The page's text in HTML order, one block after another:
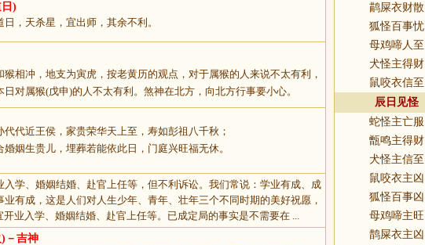
)
日，天杀星，宜出师，其余不利。
相冲，地支为寅虎，按老黄历的观点，对于属猴的人来说不太有利，
对属猴(戊申)的人不太有利。煞神在北方，向北方行事要小心。
代近王侯，家贵荣华天上至，寿如彭祖八千秋；
姻生贵儿，埋葬若能依此日，门庭兴旺福无休。
入学、婚姻结婚、赴官上任等，但不利诉讼。我们常说：学业有成、成
业有成，这是人们对人生少年、青年、壮年三个不同时期的美好祝愿，
开业入学、婚姻结婚、赴官上任等。已成定局的事实是不需要在 ...
－吉神
鹋屎衣财散
狐怪百事忧
母鸡啼人至
犬怪主得财
鼠咬衣信至
辰日见怪
蛇怪主亡服
甑鸣主得财
犬怪主信至
鼠咬衣主凶
狐怪百事凶
母鸡啼主旺
鹊屎衣主凶